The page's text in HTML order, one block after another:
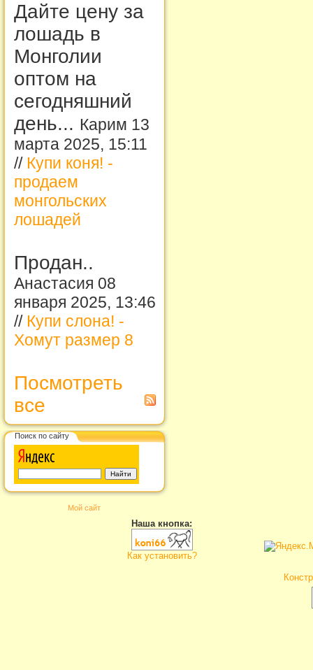
Дайте цену за
лошадь в
Монголии
оптом на
сегодняшний
день... Карим 13
марта 2025, 15:11
// Купи коня! -
продаем
монгольских
лошадей
Продан..
Анастасия 08
января 2025, 13:46
// Купи слона! -
Хомут размер 8
Посмотреть
все
Поиск по сайту
Мой сайт
Наша кнопка:
Как установить?